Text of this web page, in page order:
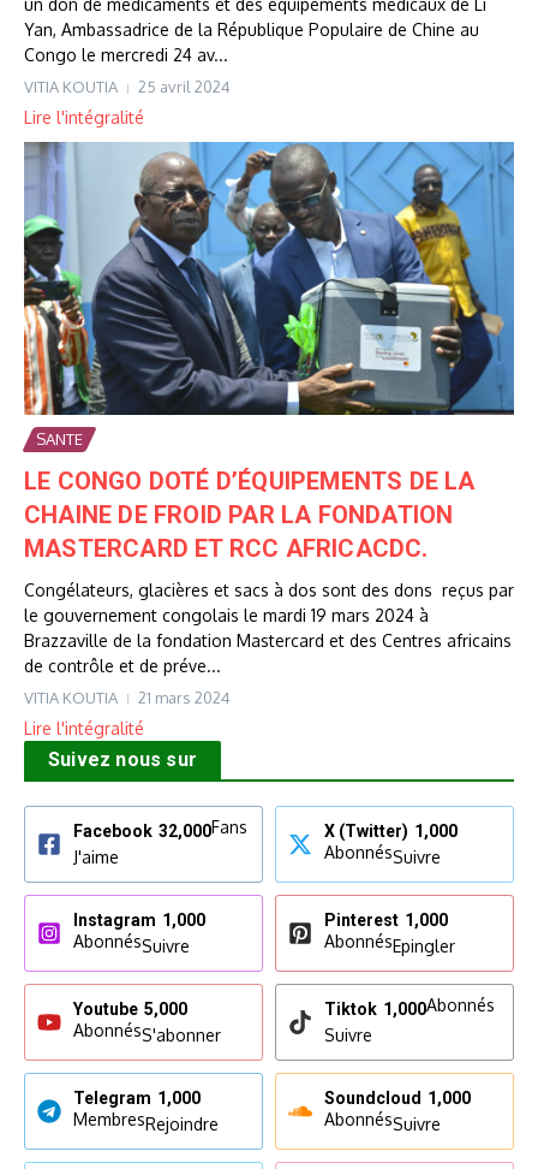
un don de médicaments et des équipements médicaux de Li
Yan, Ambassadrice de la République Populaire de Chine au
Congo le mercredi 24 av...
VITIA KOUTIA 25 avril 2024
Lire l'intégralité
SANTE
LE CONGO DOTÉ D’ÉQUIPEMENTS DE LA
CHAINE DE FROID PAR LA FONDATION
MASTERCARD ET RCC AFRICACDC.
Congélateurs, glacières et sacs à dos sont des dons reçus par
le gouvernement congolais le mardi 19 mars 2024 à
Brazzaville de la fondation Mastercard et des Centres africains
de contrôle et de préve...
VITIA KOUTIA 21 mars 2024
Lire l'intégralité
Suivez nous sur
Facebook 32,000Fans
J'aime
X (Twitter) 1,000
AbonnésSuivre
Instagram 1,000
AbonnésSuivre
Pinterest 1,000
AbonnésEpingler
Youtube 5,000
AbonnésS'abonner
Tiktok 1,000Abonnés
Suivre
Telegram 1,000
MembresRejoindre
Soundcloud 1,000
AbonnésSuivre